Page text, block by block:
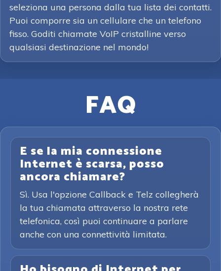
seleziona una persona dalla tua lista dei contatti.
Puoi comporre sia un cellulare che un telefono
fisso. Goditi chiamate VoIP cristalline verso
qualsiasi destinazione nel mondo!
FAQ
E se la mia connessione
Internet è scarsa, posso
ancora chiamare?
Sì. Usa l'opzione Callback e Telz collegherà
la tua chiamata attraverso la nostra rete
telefonica, così puoi continuare a parlare
anche con una connettività limitata.